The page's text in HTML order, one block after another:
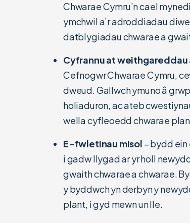
Chwarae Cymru’n cael
ymchwil a’r adroddiadau
datblygiadau chwarae a
Cyfrannu at weithgareddau
Cefnogwr Chwarae Cymru,
dweud. Gallwch ymuno â
holiaduron, ac ateb
wella cyfleoedd chwarae
E-fwletinau misol – bydd
i gadw llygad ar yr holl
gwaith chwarae a chwarae.
y byddwch yn derbyn y
plant, i gyd mewn un lle.